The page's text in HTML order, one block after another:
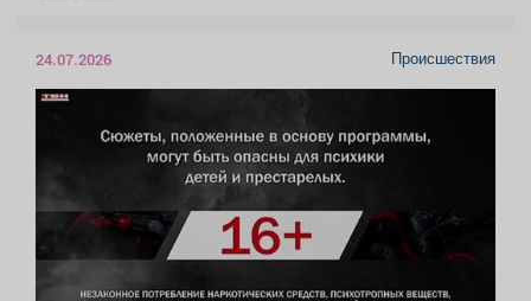
24.07.2026 Происшествия